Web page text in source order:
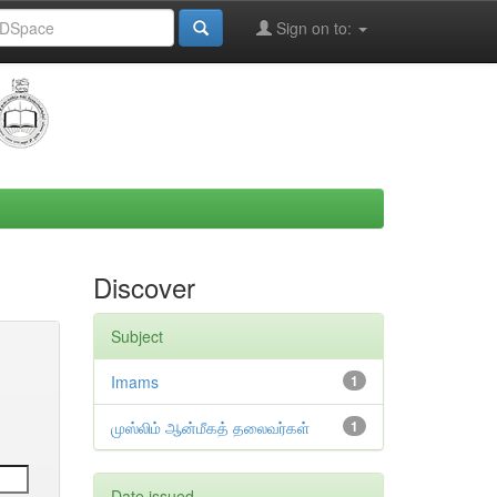
Sign on to:
Discover
Subject
1
Imams
1
முஸ்லிம் ஆன்மீகத் தலைவர்கள்